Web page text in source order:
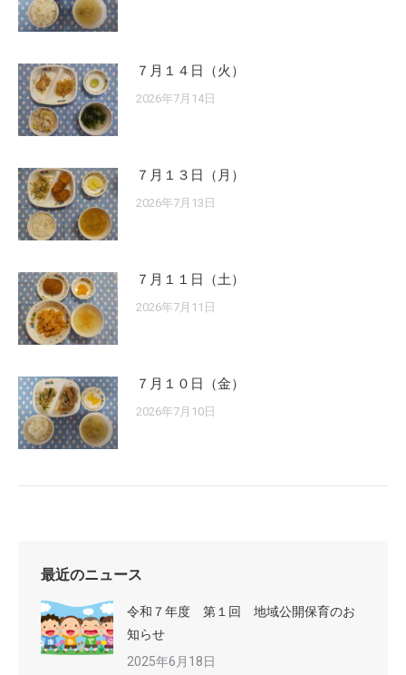
７月１４日（火）
2026年7月14日
７月１３日（月）
2026年7月13日
７月１１日（土）
2026年7月11日
７月１０日（金）
2026年7月10日
最近のニュース
令和７年度 第１回 地域公開保育のお
知らせ
2025年6月18日